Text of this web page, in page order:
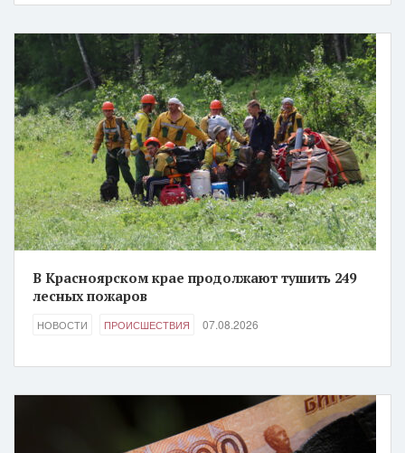
В Красноярском крае продолжают тушить 249
лесных пожаров
НОВОСТИ ПРОИСШЕСТВИЯ 07.08.2026